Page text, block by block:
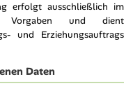
erfolgt ausschließlich im
Vorgaben und dient
und Erziehungsauftrags
Daten